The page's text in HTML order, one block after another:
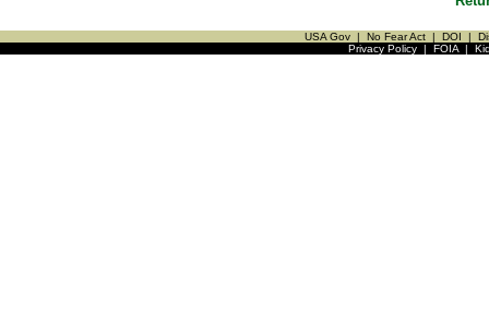
USA Gov | No Fear Act | DOI |
Privacy Policy| FOIA|